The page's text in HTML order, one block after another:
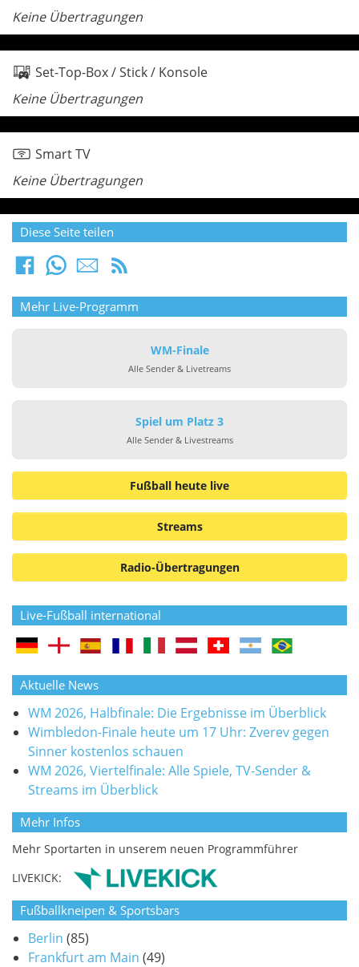
Keine Übertragungen
Set-Top-Box / Stick / Konsole
Keine Übertragungen
Smart TV
Keine Übertragungen
Diese Seite teilen
Mehr Live-Programm
WM-Finale
Alle Sender & Livetreams
Spiel um Platz 3
Alle Sender & Livestreams
Fußball heute live
Streams
Radio-Übertragungen
Live-Fußball international
Aktuelle News
WM 2026, Halbfinale: Die Ergebnisse im Überblick
Wimbledon-Finale heute um 17 Uhr: Zverev gegen
Sinner kostenlos schauen
WM 2026, Viertelfinale: Alle Spiele, TV-Sender &
Streams im Überblick
Mehr Infos
Mehr Sportarten in unserem neuen Programmführer
LIVEKICK:
Fußballkneipen & Sportsbars
Berlin (85)
Frankfurt am Main (49)